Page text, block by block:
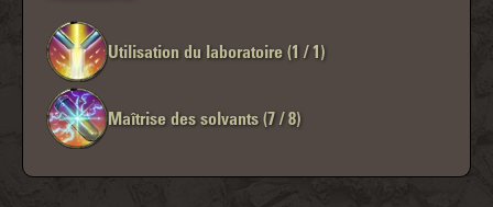
Utilisation du laboratoire (1 / 1)
Maîtrise des solvants (7 / 8)